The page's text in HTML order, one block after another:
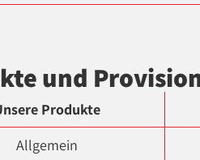
und
Produkte
Allgemein